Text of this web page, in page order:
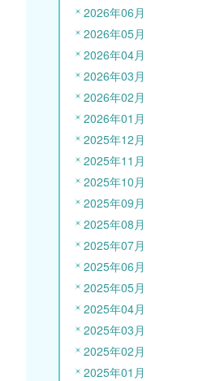
2026年06月
2026年05月
2026年04月
2026年03月
2026年02月
2026年01月
2025年12月
2025年11月
2025年10月
2025年09月
2025年08月
2025年07月
2025年06月
2025年05月
2025年04月
2025年03月
2025年02月
2025年01月